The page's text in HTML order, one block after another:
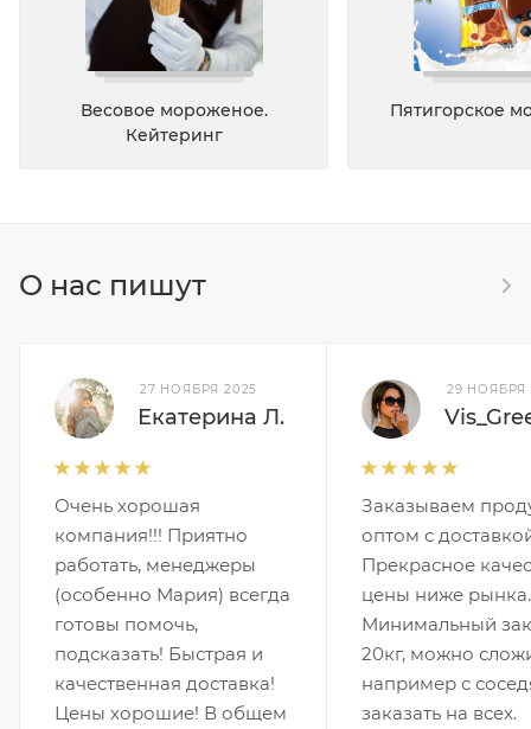
Весовое мороженое.
Кейтеринг
Пятигорское
О нас пишут
27 НОЯБРЯ 2025
Екатерина Л.
Очень хорошая
компания!!! Приятно
работать, менеджеры
(особенно Мария) всегда
готовы помочь,
подсказать! Быстрая и
качественная доставка!
Цены хорошие! В общем
29 НОЯБРЯ
Заказываем
оптом с
Прекрасное
цены ниже рынка.
Минимальный
20кг, можно
например с
заказать на всех.